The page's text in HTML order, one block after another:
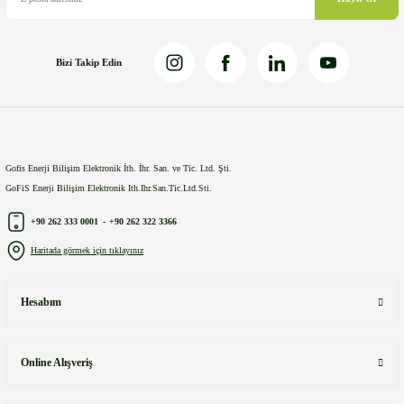
Bizi Takip Edin
Gofis Enerji Bilişim Elektronik İth. İhr. San. ve Tic. Ltd. Şti.
GoFiS Enerji Bilişim Elektronik Ith.Ihr.San.Tic.Ltd.Sti.
+90 262 333 0001 - +90 262 322 3366
Haritada görmek için tıklayınız
Hesabım
Online Alışveriş